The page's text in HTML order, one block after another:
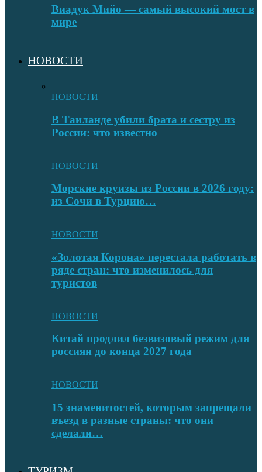
Виадук Мийо — самый высокий мост в
мире
НОВОСТИ
НОВОСТИ
В Таиланде убили брата и сестру из
России: что известно
НОВОСТИ
Морские круизы из России в 2026 году:
из Сочи в Турцию…
НОВОСТИ
«Золотая Корона» перестала работать в
ряде стран: что изменилось для
туристов
НОВОСТИ
Китай продлил безвизовый режим для
россиян до конца 2027 года
НОВОСТИ
15 знаменитостей, которым запрещали
въезд в разные страны: что они
сделали…